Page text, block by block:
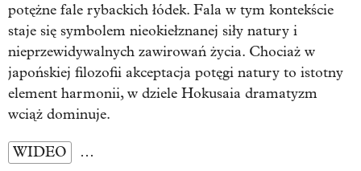
potężne fale rybackich łódek. Fala w tym kontekście
staje się symbolem nieokiełznanej siły natury i
nieprzewidywalnych zawirowań życia. Chociaż w
japońskiej filozofii akceptacja potęgi natury to istotny
element harmonii, w dziele Hokusaia dramatyzm
wciąż dominuje.
WIDEO …